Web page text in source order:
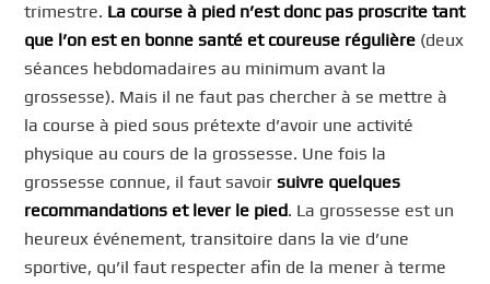
trimestre. La course à pied n’est donc pas proscrite tant
que l’on est en bonne santé et coureuse régulière (deux
séances hebdomadaires au minimum avant la
grossesse). Mais il ne faut pas chercher à se mettre à
la course à pied sous prétexte d’avoir une activité
physique au cours de la grossesse. Une fois la
grossesse connue, il faut savoirsuivre quelques
recommandations et lever le pied. La grossesse est un
heureux événement, transitoire dans la vie d’une
sportive, qu’il faut respecter afin de la mener à terme